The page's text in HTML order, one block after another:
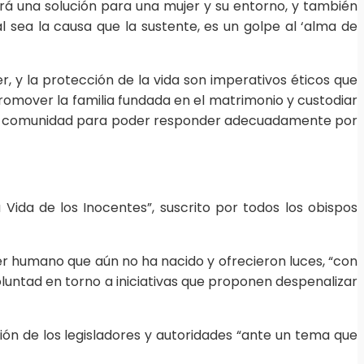
una solución para una mujer y su entorno, y también
la causa que la sustente, es un golpe al ‘alma de
y la protección de la vida son imperativos éticos que
la familia fundada en el matrimonio y custodiar
comunidad para poder responder adecuadamente por
de los Inocentes”, suscrito por todos los obispos
que aún no ha nacido y ofrecieron luces, “con
en torno a iniciativas que proponen despenalizar
de los legisladores y autoridades “ante un tema que